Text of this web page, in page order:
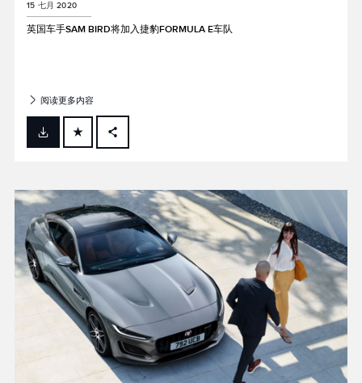
15 七月 2020
英国车手SAM BIRD将加入捷豹FORMULA E车队
阅读更多内容
FACEBOOK
LINKEDIN
SHARE